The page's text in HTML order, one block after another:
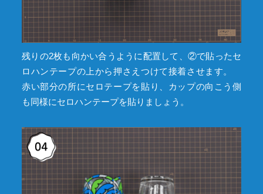
残りの2枚も向かい合うように配置して、②で貼ったセ
ロハンテープの上から押さえつけて接着させます。
赤い部分の所にセロテープを貼り、カップの向こう側
も同様にセロハンテープを貼りましょう。